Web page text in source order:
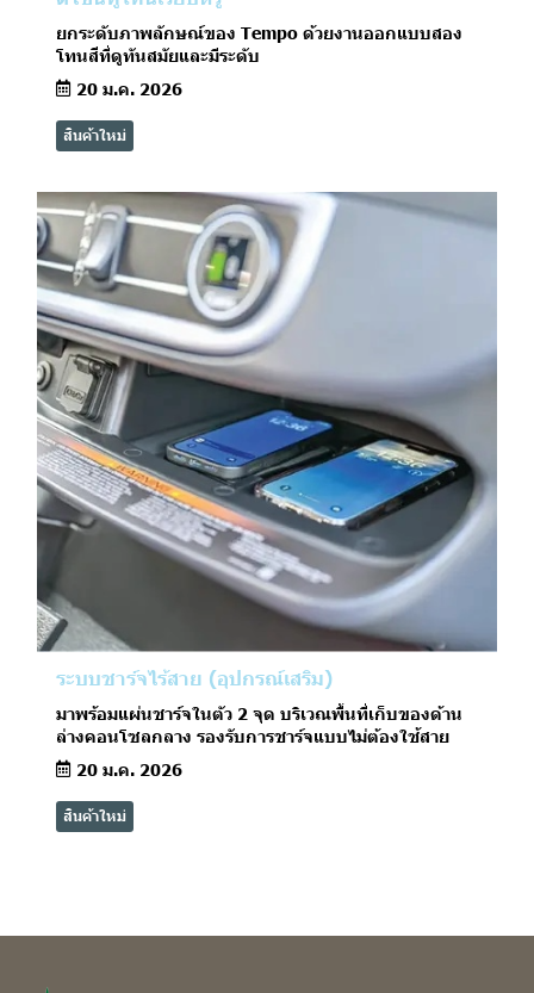
ยกระดับภาพลักษณ์ของ Tempo ด้วยงานออกแบบสอง
โทนสีที่ดูทันสมัยและมีระดับ
20 ม.ค. 2026
สินค้าใหม่
ระบบชาร์จไร้สาย (อุปกรณ์เสริม)
มาพร้อมแผ่นชาร์จในตัว 2 จุด บริเวณพื้นที่เก็บของด้าน
ล่างคอนโซลกลาง รองรับการชาร์จแบบไม่ต้องใช้สาย
20 ม.ค. 2026
สินค้าใหม่